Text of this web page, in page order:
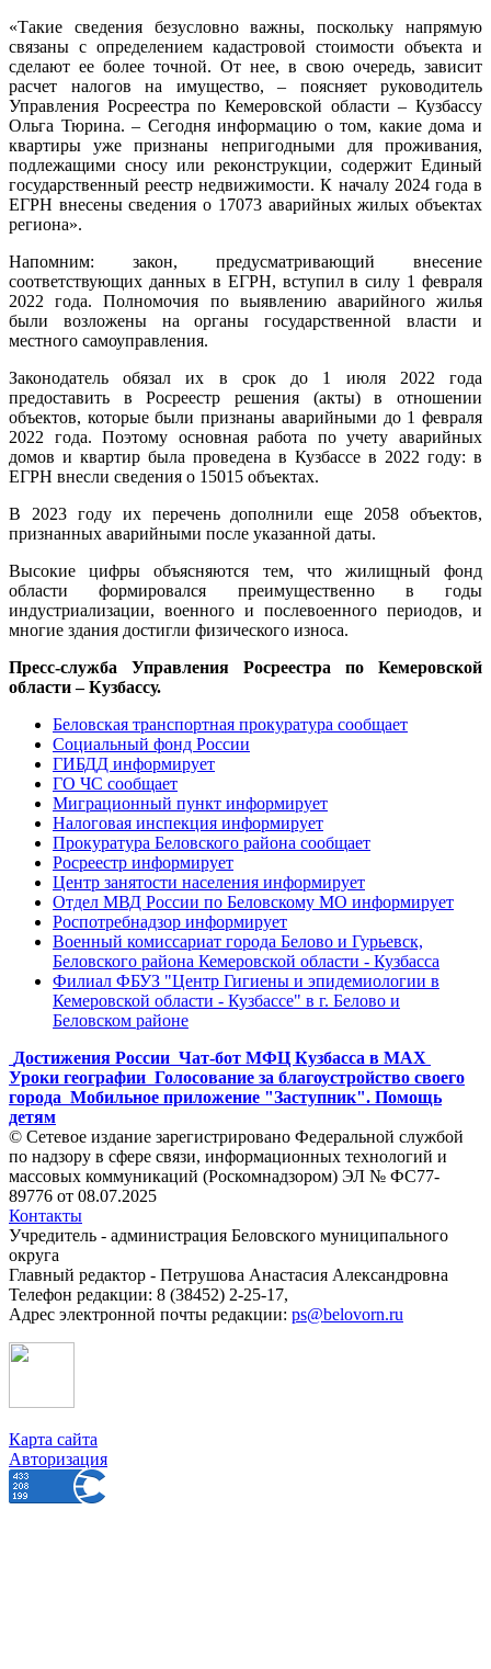
«Такие сведения безусловно важны, поскольку напрямую
связаны с определением кадастровой стоимости объекта и
сделают ее более точной. От нее, в свою очередь, зависит
расчет налогов на имущество, – поясняет руководитель
Управления Росреестра по Кемеровской области – Кузбассу
Ольга Тюрина. – Сегодня информацию о том, какие дома и
квартиры уже признаны непригодными для проживания,
подлежащими сносу или реконструкции, содержит Единый
государственный реестр недвижимости. К началу 2024 года в
ЕГРН внесены сведения о 17073 аварийных жилых объектах
региона».
Напомним: закон, предусматривающий внесение
соответствующих данных в ЕГРН, вступил в силу 1 февраля
2022 года. Полномочия по выявлению аварийного жилья
были возложены на органы государственной власти и
местного самоуправления.
Законодатель обязал их в срок до 1 июля 2022 года
предоставить в Росреестр решения (акты) в отношении
объектов, которые были признаны аварийными до 1 февраля
2022 года. Поэтому основная работа по учету аварийных
домов и квартир была проведена в Кузбассе в 2022 году: в
ЕГРН внесли сведения о 15015 объектах.
В 2023 году их перечень дополнили еще 2058 объектов,
признанных аварийными после указанной даты.
Высокие цифры объясняются тем, что жилищный фонд
области формировался преимущественно в годы
индустриализации, военного и послевоенного периодов, и
многие здания достигли физического износа.
Пресс-служба Управления Росреестра по Кемеровской
области – Кузбассу.
Беловская транспортная прокуратура сообщает
Социальный фонд России
ГИБДД информирует
ГО ЧС сообщает
Миграционный пункт информирует
Налоговая инспекция информирует
Прокуратура Беловского района сообщает
Росреестр информирует
Центр занятости населения информирует
Отдел МВД России по Беловскому МО информирует
Роспотребнадзор информирует
Военный комиссариат города Белово и Гурьевск,
Беловского района Кемеровской области - Кузбасса
Филиал ФБУЗ "Центр Гигиены и эпидемиологии в
Кемеровской области - Кузбассе" в г. Белово и
Беловском районе
Достижения России Чат-бот МФЦ Кузбасса в MAX
Уроки географии Голосование за благоустройство своего
города Мобильное приложение "Заступник". Помощь
детям
© Сетевое издание зарегистрировано Федеральной службой
по надзору в сфере связи, информационных технологий и
массовых коммуникаций (Роскомнадзором) ЭЛ № ФС77-
89776 от 08.07.2025
Контакты
Учредитель - администрация Беловского муниципального
округа
Главный редактор - Петрушова Анастасия Александровна
Телефон редакции: 8 (38452) 2-25-17,
Адрес электронной почты редакции: ps@belovorn.ru
Карта сайта
Авторизация